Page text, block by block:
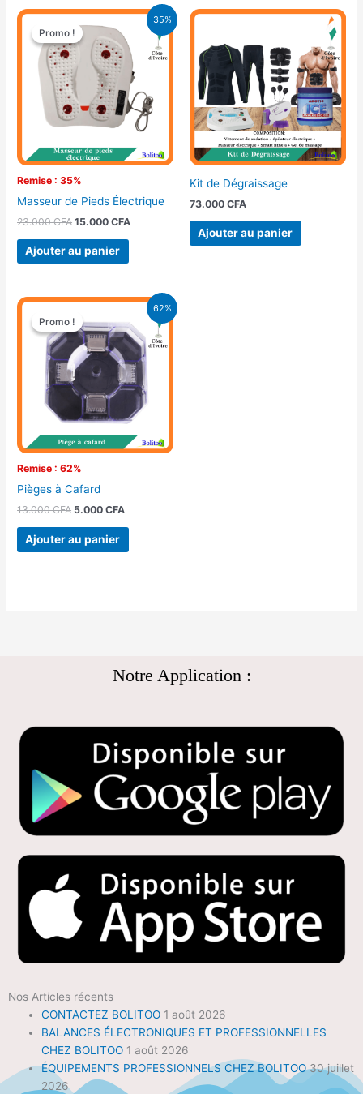
35%
Promo !
Remise : 35%
Promo !
Masseur de Pieds Électrique
23.000CFA
Le
prix
initial
était :
23.000 CFA.
15.000CFA
Le
prix
actuel
est :
15.000 CFA.
Ajouter au panier
Kit de Dégraissage
73.000 CFA
Ajouter au panier
62%
Promo !
Remise : 62%
Promo !
Pièges à Cafard
13.000CFA
Le
prix
initial
était :
13.000 CFA.
5.000CFA
Le
actuel
est :
5.000 CFA.
Ajouter au panier
Notre Application :
Nos Articles récents
CONTACTEZ BOLITOO 1 août 2026
BALANCES ÉLECTRONIQUES ET PROFESSIONNELLES
CHEZ BOLITOO 1 août 2026
ÉQUIPEMENTS PROFESSIONNELS CHEZ BOLITOO 30 juillet
2026